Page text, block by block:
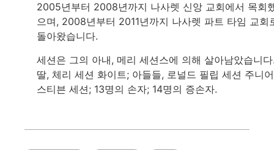
2005년부터 2008년까지 나사렛 신앙 교회에서 목회
으며, 2008년부터 2011년까지 나사렛 파트 타임 교회
돌아왔습니다.
세션은 그의 아내, 메리 세션스에 의해 살아남았습니
딸, 체리 세션 화이트; 아들들, 로널드 필립 세션 주니
스티븐 세션; 13명의 손자; 14명의 증손자.